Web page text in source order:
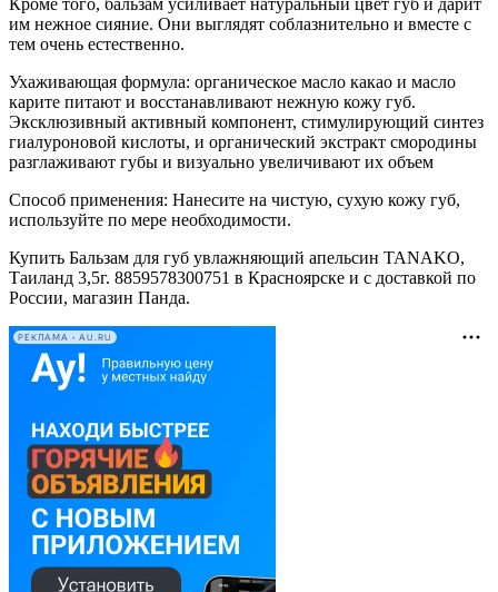
Кроме того, бальзам усиливает натуральный цвет губ и дарит
им нежное сияние. Они выглядят соблазнительно и вместе с
тем очень естественно.
Ухаживающая формула: органическое масло какао и масло
карите питают и восстанавливают нежную кожу губ.
Эксклюзивный активный компонент, стимулирующий синтез
гиалуроновой кислоты, и органический экстракт смородины
разглаживают губы и визуально увеличивают их объем
Способ применения: Нанесите на чистую, сухую кожу губ,
используйте по мере необходимости.
Купить Бальзам для губ увлажняющий апельсин TANAKO,
Таиланд 3,5г. 8859578300751 в Красноярске и с доставкой по
России, магазин Панда.
РЕКЛАМА • AU.RU